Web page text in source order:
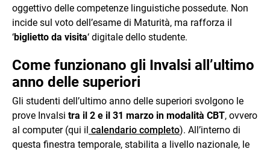
oggettivo delle competenze linguistiche possedute. Non
incide sul voto dell’esame di Maturità, ma rafforza il
‘biglietto da visita‘ digitale dello studente.
Come funzionano gli Invalsi all’ultimo
anno delle superiori
Gli studenti dell’ultimo anno delle superiori svolgono le
prove Invalsi tra il 2 e il 31 marzo in modalità CBT, ovvero
al computer (qui il calendario completo). All’interno di
questa finestra temporale, stabilita a livello nazionale, le